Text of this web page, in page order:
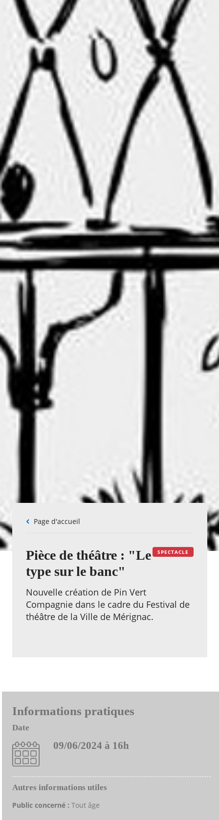
Fil
Page d'accueil
SPECTACLE
Pièce de théâtre : "Le
type sur le banc"
Nouvelle création de Pin Vert
Compagnie dans le cadre du Festival de
théâtre de la Ville de Mérignac.
Informations pratiques
Date
09/06/2024 à 16h
Autres informations utiles
Public concerné : Tout âge